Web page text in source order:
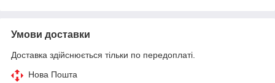
Умови доставки
Доставка здійснюється тільки по передоплаті.
Нова Пошта